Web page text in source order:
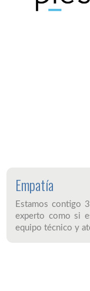
Empatía
Estamos contigo
experto como si
equipo técnico y